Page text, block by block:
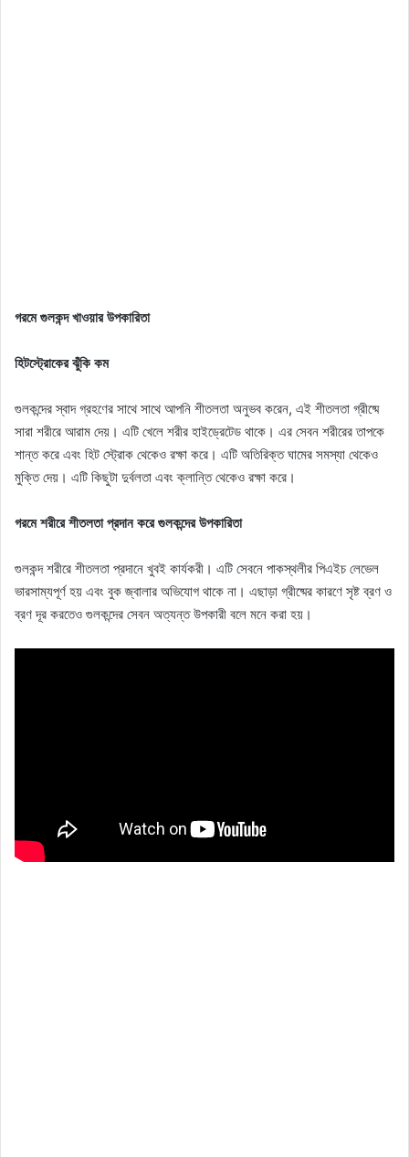
গরমে গুলকন্দ খাওয়ার উপকারিতা
হিটস্ট্রোকের ঝুঁকি কম
গুলকন্দের স্বাদ গ্রহণের সাথে সাথে আপনি শীতলতা অনুভব করেন, এই শীতলতা গ্রীষ্মে
সারা শরীরে আরাম দেয়। এটি খেলে শরীর হাইড্রেটেড থাকে। এর সেবন শরীরের তাপকে
শান্ত করে এবং হিট স্ট্রোক থেকেও রক্ষা করে। এটি অতিরিক্ত ঘামের সমস্যা থেকেও
মুক্তি দেয়। এটি কিছুটা দুর্বলতা এবং ক্লান্তি থেকেও রক্ষা করে।
গরমে শরীরে শীতলতা প্রদান করে গুলকন্দের উপকারিতা
গুলকন্দ শরীরে শীতলতা প্রদানে খুবই কার্যকরী। এটি সেবনে পাকস্থলীর পিএইচ লেভেল
ভারসাম্যপূর্ণ হয় এবং বুক জ্বালার অভিযোগ থাকে না। এছাড়া গ্রীষ্মের কারণে সৃষ্ট ব্রণ ও
ব্রণ দূর করতেও গুলকন্দের সেবন অত্যন্ত উপকারী বলে মনে করা হয়।